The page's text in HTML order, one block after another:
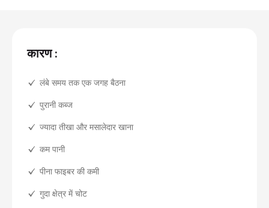
कारण :
लंबे समय तक एक जगह बैठना
पुरानी कब्ज
ज्यादा तीखा और मसालेदार खाना
कम पानी
पीना फाइबर की कमी
गुदा क्षेत्र में चोट